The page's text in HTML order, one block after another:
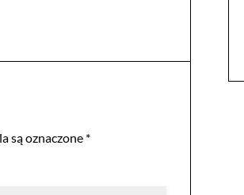
są oznaczone *